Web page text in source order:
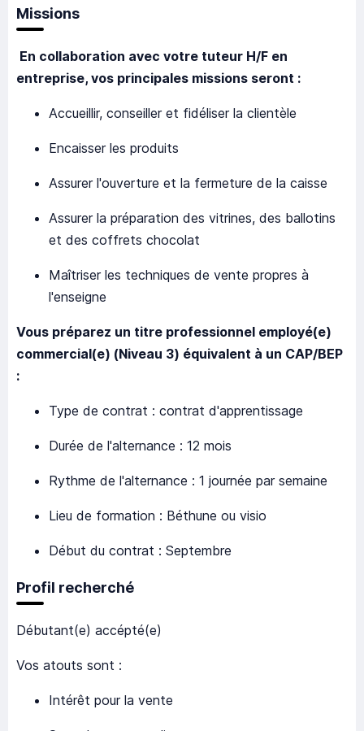
Missions
En collaboration avec votre tuteur H/F en
entreprise, vos principales missions seront :
Accueillir, conseiller et fidéliser la clientèle
Encaisser les produits
Assurer l'ouverture et la fermeture de la caisse
Assurer la préparation des vitrines, des ballotins
et des coffrets chocolat
Maîtriser les techniques de vente propres à
l'enseigne
Vous préparez un titre professionnel employé(e)
commercial(e) (Niveau 3) équivalent à un CAP/BEP
:
Type de contrat : contrat d'apprentissage
Durée de l'alternance : 12 mois
Rythme de l'alternance : 1 journée par semaine
Lieu de formation : Béthune ou visio
Début du contrat : Septembre
Profil recherché
Débutant(e) accépté(e)
Vos atouts sont :
Intérêt pour la vente